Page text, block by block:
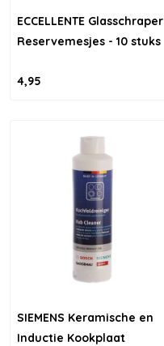
ECCELLENTE Glasschraper
Reservemesjes - 10 stuks
4,95
SIEMENS Keramische en
Inductie Kookplaat